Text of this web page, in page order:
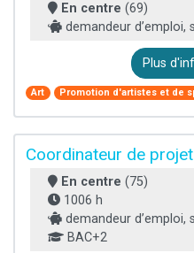
En centre (69)
demandeur d’emploi,
Plus
Art Promotion d'artistes et de
Coordinateur de
En centre (75)
1006 h
demandeur d’emploi,
BAC+2